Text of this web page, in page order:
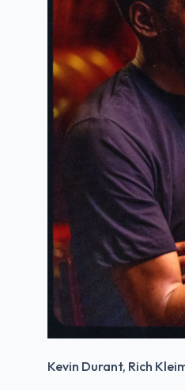
Kevin Durant, Rich